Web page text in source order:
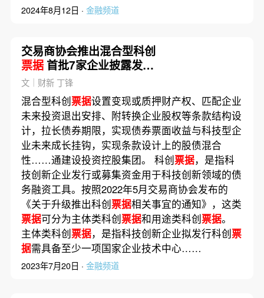
2024年8月12日 · 金融频道
交易商协会推出混合型科创
票据首批7家企业披露发行
文件
文｜财新 丁锋
混合型科创票据设置变现或质押财产权、匹配企业
未来投资退出安排、附转换企业股权等条款结构设
计，拉长债券期限，实现债券票面收益与科技型企
业未来成长挂钩，实现条款设计上的股债混合
性……通建设投资控股集团。 科创票据，是指科
技创新企业发行或募集资金用于科技创新领域的债
务融资工具。按照2022年5月交易商协会发布的
《关于升级推出科创票据相关事宜的通知》，这类
票据可分为主体类科创票据和用途类科创票据。
主体类科创票据，是指科技创新企业拟发行科创票
据需具备至少一项国家企业技术中心……
2023年7月20日 · 金融频道